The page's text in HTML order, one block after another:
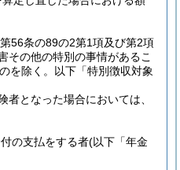
第56条の89の2第1項及び第2項
その他の特別の事情があるこ
を除く。以下「特別徴収対象
となった場合においては、
の支払をする者(以下「年金